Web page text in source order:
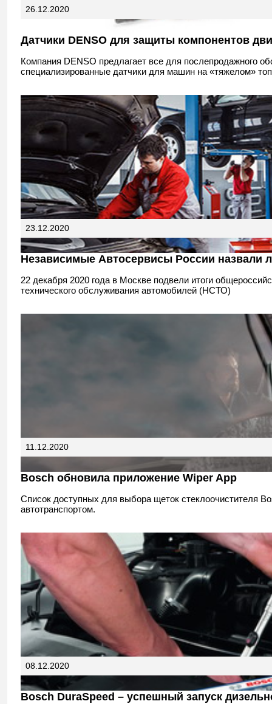
26.12.2020
Датчики DENSO для защиты компонентов
Компания DENSO предлагает все для послепродажного
специализированные датчики для машин на «тяжелом»
23.12.2020
Независимые Автосервисы России назвали
22 декабря 2020 года в Москве подвели итоги
технического обслуживания автомобилей (НСТО)
11.12.2020
Bosch обновила приложение Wiper App
Список доступных для выбора щеток стеклоочистителя
автотранспортом.
08.12.2020
Bosch DuraSpeed – успешный запуск